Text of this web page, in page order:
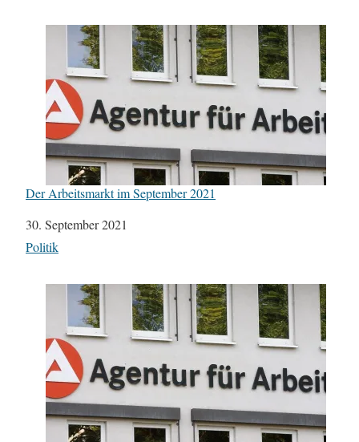
Der Arbeitsmarkt im September 2021
Datum
30. September 2021
In Bezug auf
Politik